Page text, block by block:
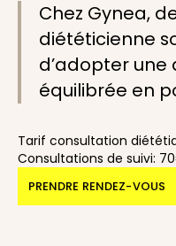
Chez Gynea,
diététicienne
d’adopter
équilibrée en
Tarif consultation
Consultations de suivi:
PRENDRE RENDEZ-VOUS